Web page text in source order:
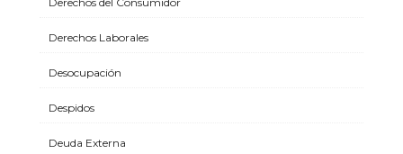
Derechos Laborales
Desocupación
Despidos
Deuda Externa